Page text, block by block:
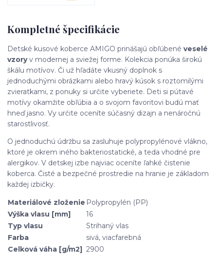
Kompletné špecifikácie
Detské kusové koberce AMIGO prinášajú obľúbené veselé
vzoryv modernej a sviežej forme. Kolekcia ponúka širokú
škálu motívov. Či už hľadáte vkusný doplnok s
jednoduchými obrázkami alebo hravý kúsok s roztomilými
zvieratkami, z ponuky si určite vyberiete. Deti si pútavé
motívy okamžite obľúbia a o svojom favoritovi budú mať
hneď jasno. Vy určite oceníte súčasný dizajn a nenáročnú
starostlivosť.
O jednoduchú údržbu sa zasluhuje polypropylénové vlákno,
ktoré je okrem iného bakteriostatické, a teda vhodné pre
alergikov. V detskej izbe najviac oceníte ľahké čistenie
koberca. Čisté a bezpečné prostredie na hranie je základom
každej izbičky.
Materiálové zloženie Polypropylén (PP)
Výška vlasu [mm]
16
Typ vlasu
Strihaný vlas
Farba
sivá, viacfarebná
Celková váha [g/m2] 2900